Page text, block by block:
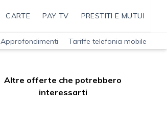
CARTE PAY TV PRESTITI E MUTUI
Approfondimenti Tariffe telefonia mobile
Altre offerte che potrebbero
interessarti